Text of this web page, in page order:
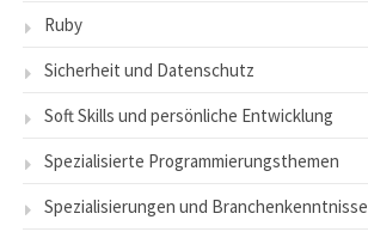
Ruby
Sicherheit und Datenschutz
Soft Skills und persönliche Entwicklung
Spezialisierte Programmierungsthemen
Spezialisierungen und Branchenkenntnisse